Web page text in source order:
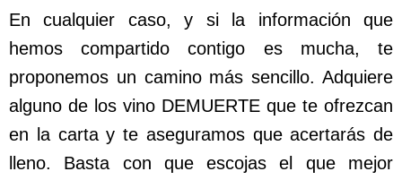
En cualquier caso, y si la información que
hemos compartido contigo es mucha, te
proponemos un camino más sencillo. Adquiere
alguno de los vino DEMUERTE que te ofrezcan
en la carta y te aseguramos que acertarás de
lleno. Basta con que escojas el que mejor